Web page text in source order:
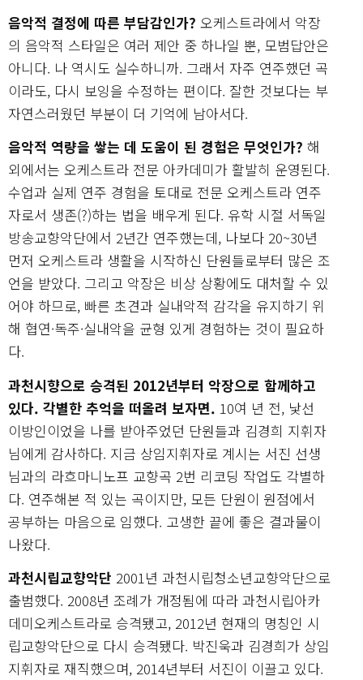
음악적 결정에 따른 부담감인가? 오케스트라에서 악장
의 음악적 스타일은 여러 제안 중 하나일 뿐, 모범답안은
아니다. 나 역시도 실수하니까. 그래서 자주 연주했던 곡
이라도, 다시 보잉을 수정하는 편이다. 잘한 것보다는 부
자연스러웠던 부분이 더 기억에 남아서다.
음악적 역량을 쌓는 데 도움이 된 경험은 무엇인가? 해
외에서는 오케스트라 전문 아카데미가 활발히 운영된다.
수업과 실제 연주 경험을 토대로 전문 오케스트라 연주
자로서 생존(?)하는 법을 배우게 된다. 유학 시절 서독일
방송교향악단에서 2년간 연주했는데, 나보다 20~30년
먼저 오케스트라 생활을 시작하신 단원들로부터 많은 조
언을 받았다. 그리고 악장은 비상 상황에도 대처할 수 있
어야 하므로, 빠른 초견과 실내악적 감각을 유지하기 위
해 협연·독주·실내악을 균형 있게 경험하는 것이 필요하
다.
과천시향으로 승격된 2012년부터 악장으로 함께하고
있다. 각별한 추억을 떠올려 보자면. 10여 년 전, 낯선
이방인이었을 나를 받아주었던 단원들과 김경희 지휘자
님에게 감사하다. 지금 상임지휘자로 계시는 서진 선생
님과의 라흐마니노프 교향곡 2번 리코딩 작업도 각별하
다. 연주해본 적 있는 곡이지만, 모든 단원이 원점에서
공부하는 마음으로 임했다. 고생한 끝에 좋은 결과물이
나왔다.
과천시립교향악단 2001년 과천시립청소년교향악단으로
출범했다. 2008년 조례가 개정됨에 따라 과천시립아카
데미오케스트라로 승격됐고, 2012년 현재의 명칭인 시
립교향악단으로 다시 승격됐다. 박진욱과 김경희가 상임
지휘자로 재직했으며, 2014년부터 서진이 이끌고 있다.